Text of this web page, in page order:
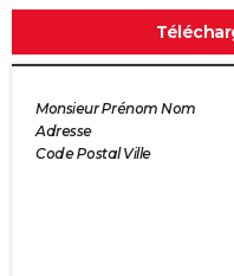
Monsieur Prénom Nom
Adresse
Code Postal Ville